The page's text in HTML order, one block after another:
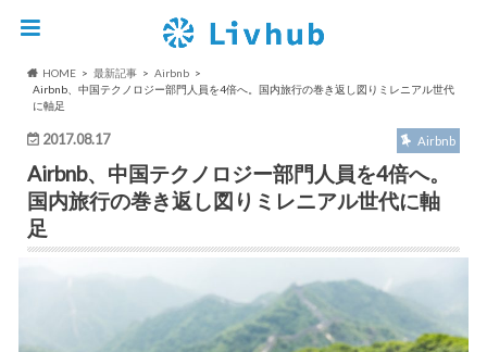
HOME 最新記事
Airbnb
Airbnb、中国テクノロジー部門人員を4倍へ。国内旅行の巻き返し図りミレニアル世代
に軸足
2017.08.17 Airbnb
Airbnb、中国テクノロジー部門人員を4倍へ。
国内旅行の巻き返し図りミレニアル世代に軸
足